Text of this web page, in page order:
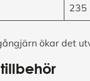
235
ökar det